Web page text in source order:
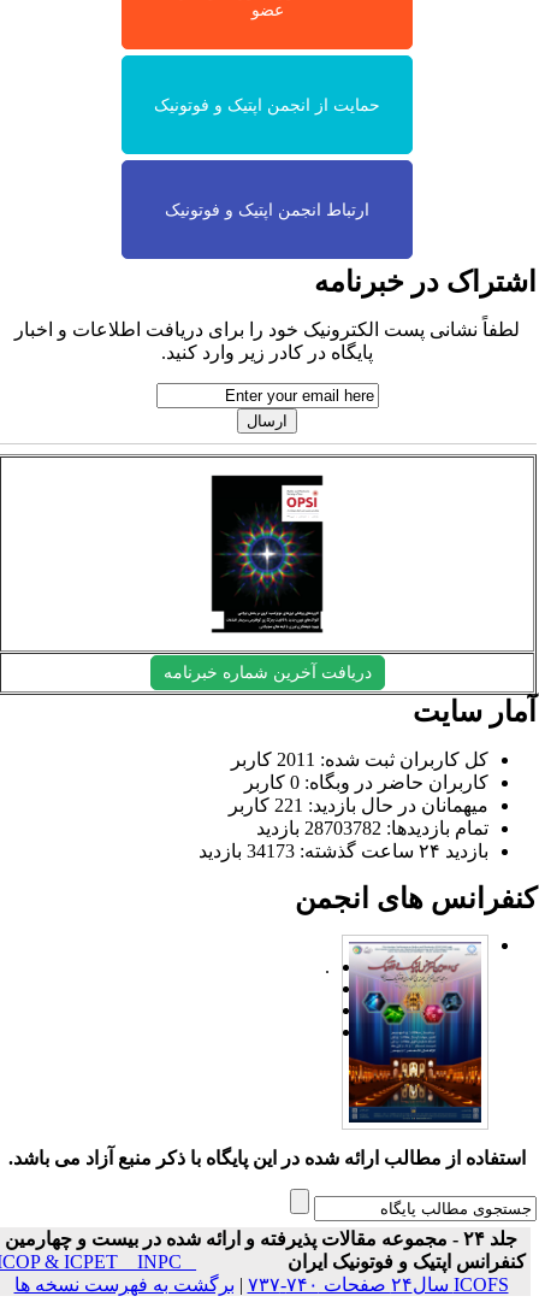
عضو
حمایت از انجمن اپتیک و فوتونیک
ارتباط انجمن اپتیک و فوتونیک
در خبرنامه
لطفاً نشانی پست الکترونیک خود را برای دریافت اطلاعات و اخبار
پایگاه در کادر زیر وارد کنید.
دریافت آخرین شماره خبرنامه
سایت
کل کاربران ثبت شده: 2011 کاربر
کاربران حاضر در وبگاه: 0 کاربر
میهمانان در حال بازدید: 221 کاربر
تمام بازدید‌ها: 28703782 بازدید
بازدید ۲۴ ساعت گذشته: 34173 بازدید
های انجمن
.
استفاده از مطالب ارائه شده در این پایگاه با ذکر منبع آزاد می باشد.
جلد ۲۴ - مجموعه مقالات پذیرفته و ارائه شده در بیست و چهارمین
کنفرانس اپتیک و فوتونیک ایران
ICOP & ICPET _ INPC _
ICOFS سال۲۴ صفحات ۷۴۰-۷۳۷
|برگشت به فهرست نسخه ها